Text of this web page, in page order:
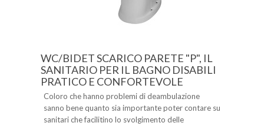
WC/BIDET SCARICO PARETE "P", IL
SANITARIO PER IL BAGNO DISABILI
PRATICO E CONFORTEVOLE
Coloro che hanno problemi di deambulazione
sanno bene quanto sia importante poter contare su
sanitari che facilitino lo svolgimento delle